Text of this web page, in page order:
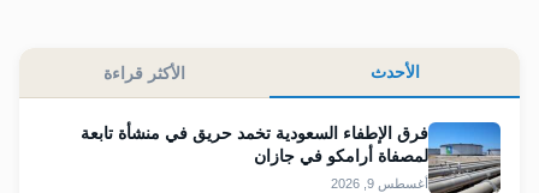
الأحدث الأكثر قراءة
فرق الإطفاء السعودية تخمد حريق في منشأة تابعة
لمصفاة أرامكو في جازان
أغسطس 9, 2026